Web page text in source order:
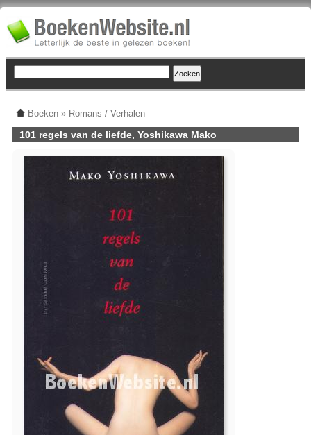
Boeken » Romans / Verhalen
101 regels van de liefde, Yoshikawa Mako